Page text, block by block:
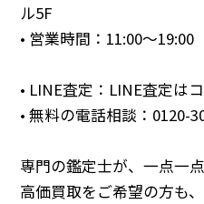
ル5F
• 営業時間：11:00～19:00
• LINE査定： LINE査定は
• 無料の電話相談： 0120-
専門の鑑定士が、一点一
高価買取をご希望の方も